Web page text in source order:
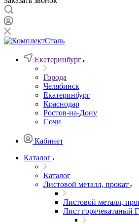
Екатеринбург
Города
Челябинск
Екатеринбург
Краснодар
Ростов-на-Дону
Сочи
Кабинет
Каталог
Каталог
Листовой металл, прокат
Листовой металл,
Лист горячекатаный